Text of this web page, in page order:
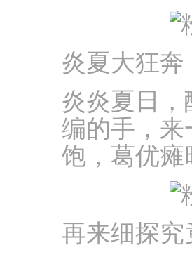
炎夏大狂奔
炎炎夏日
编的手，
饱，葛优瘫
再来细探